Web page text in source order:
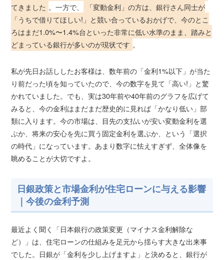
てきました 。一方で、
「変動金利」の方は、銀行さん同士が
「うちで借りてほしい!」と競い合っているおかげで、今のとこ
ろはまだ1.0%〜1.4%台といった非常に低い水準のまま、踏みと
どまっている銀行が多いのが現状です 。
私が先日お話ししたお客様は、数年前の「金利1%以下」が当た
り前だった頃を知っていたので、今の数字を見て「高い!」と驚
かれていました。でも、実は30年前や40年前のグラフを広げて
みると、今の金利はまだまだ歴史的に見れば「かなり低い」部
類に入ります。今の市場は、目先の支払いが安い変動金利を選
ぶか、将来の安心を先に買う固定金利を選ぶか、という「選択
の時代」になっています。あまり数字に怯えすぎず、全体像を
眺めることが大切ですよ。
日銀政策と市場金利が住宅ローンに与える影響
｜今後の金利予測
最近よく聞く「日本銀行の政策変更（マイナス金利解除な
ど）」は、住宅ローンの仕組みを足元から揺らす大きな出来事
でした。日銀が「金利を少し上げますよ」と決めると、銀行が